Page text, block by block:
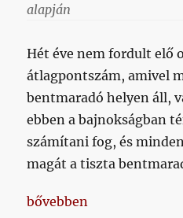
alapján
Hét éve nem fordult elő
átlagpontszám, amivel
bentmaradó helyen áll,
ebben a bajnokságban
számítani fog, és
magát a tiszta
„Az első háromkörös
bővebben